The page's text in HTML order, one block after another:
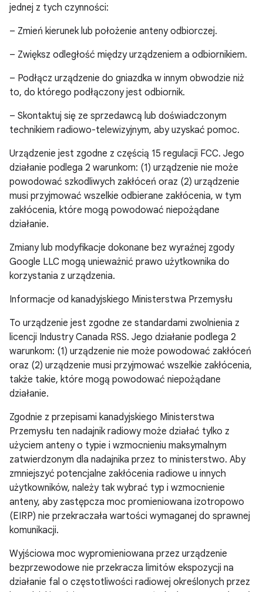
jednej z tych czynności:
– Zmień kierunek lub położenie anteny odbiorczej.
– Zwiększ odległość między urządzeniem a odbiornikiem.
– Podłącz urządzenie do gniazdka w innym obwodzie niż
to, do którego podłączony jest odbiornik.
– Skontaktuj się ze sprzedawcą lub doświadczonym
technikiem radiowo-telewizyjnym, aby uzyskać pomoc.
Urządzenie jest zgodne z częścią 15 regulacji FCC. Jego
działanie podlega 2 warunkom: (1) urządzenie nie może
powodować szkodliwych zakłóceń oraz (2) urządzenie
musi przyjmować wszelkie odbierane zakłócenia, w tym
zakłócenia, które mogą powodować niepożądane
działanie.
Zmiany lub modyfikacje dokonane bez wyraźnej zgody
Google LLC mogą unieważnić prawo użytkownika do
korzystania z urządzenia.
Informacje od kanadyjskiego Ministerstwa Przemysłu
To urządzenie jest zgodne ze standardami zwolnienia z
licencji Industry Canada RSS. Jego działanie podlega 2
warunkom: (1) urządzenie nie może powodować zakłóceń
oraz (2) urządzenie musi przyjmować wszelkie zakłócenia,
także takie, które mogą powodować niepożądane
działanie.
Zgodnie z przepisami kanadyjskiego Ministerstwa
Przemysłu ten nadajnik radiowy może działać tylko z
użyciem anteny o typie i wzmocnieniu maksymalnym
zatwierdzonym dla nadajnika przez to ministerstwo. Aby
zmniejszyć potencjalne zakłócenia radiowe u innych
użytkowników, należy tak wybrać typ i wzmocnienie
anteny, aby zastępcza moc promieniowana izotropowo
(EIRP) nie przekraczała wartości wymaganej do sprawnej
komunikacji.
Wyjściowa moc wypromieniowana przez urządzenie
bezprzewodowe nie przekracza limitów ekspozycji na
działanie fal o częstotliwości radiowej określonych przez